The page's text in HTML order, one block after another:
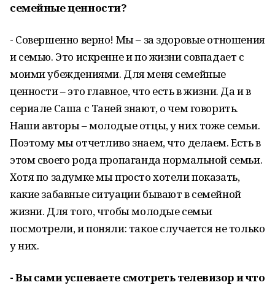
семейные ценности?
- Совершенно верно! Мы – за здоровые отношения
и семью. Это искренне и по жизни совпадает с
моими убеждениями. Для меня семейные
ценности – это главное, что есть в жизни. Да и в
сериале Саша с Таней знают, о чем говорить.
Наши авторы – молодые отцы, у них тоже семьи.
Поэтому мы отчетливо знаем, что делаем. Есть в
этом своего рода пропаганда нормальной семьи.
Хотя по задумке мы просто хотели показать,
какие забавные ситуации бывают в семейной
жизни. Для того, чтобы молодые семьи
посмотрели, и поняли: такое случается не только
у них.
- Вы сами успеваете смотреть телевизор и что